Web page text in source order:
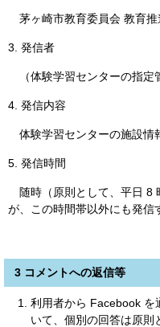
茅ヶ崎市教育委員会 教育推
3. 発信者
（体験学習センターの指定
4. 発信内容
体験学習センターの施設情
5. 発信時間
随時（原則として、平日 8
が、この時間帯以外にも発信
3 コメントへの返信等
利用者から Facebook を
いて、個別の回答は原則